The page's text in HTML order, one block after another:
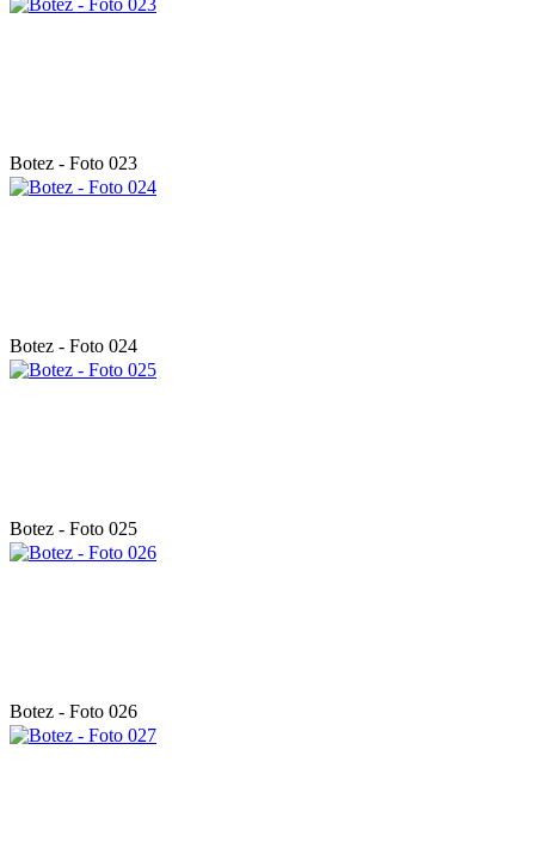
Botez - Foto 023
Botez - Foto 024
Botez - Foto 025
Botez - Foto 026